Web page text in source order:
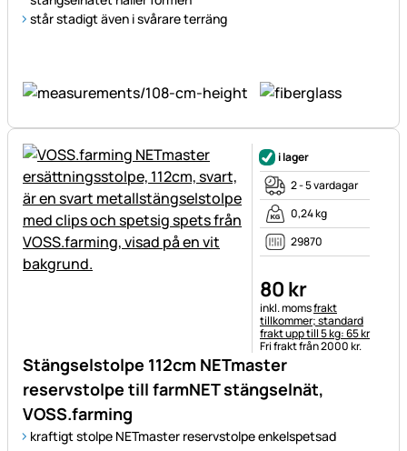
står stadigt även i svårare terräng
Stängselstolpe 112cm NETmaster
reservstolpe till farmNET stängselnät,
VOSS.farming
kraftigt stolpe NETmaster reservstolpe enkelspetsad
i lager
2 - 5 vardagar
0,24 kg
29870
80 kr
Skatteinformation:
inkl. momsfrakt
tillkommer; standard
frakt upp till 5 kg: 65 kr
Fri frakt från 2000 kr.